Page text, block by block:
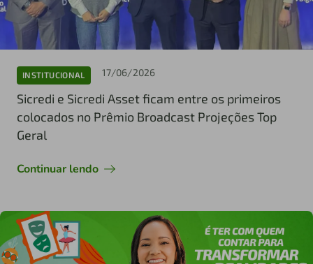
INSTITUCIONAL 17/06/2026
Sicredi e Sicredi Asset ficam entre os primeiros
colocados no Prêmio Broadcast Projeções Top
Geral
Continuar lendo